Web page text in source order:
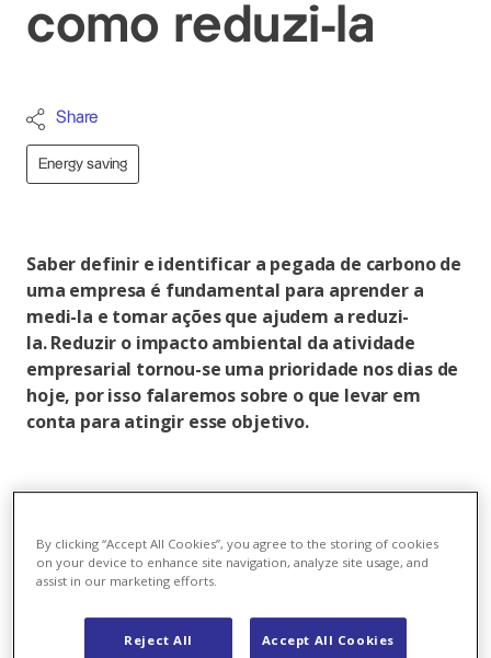
como reduzi-la
Share
Energy saving
Saber definir e identificar a pegada de carbono de
uma empresa é fundamental para aprender a
medi-la e tomar ações que ajudem a reduzi-
la. Reduzir o impacto ambiental da atividade
empresarial tornou-se uma prioridade nos dias de
hoje, por isso falaremos sobre o que levar em
conta para atingir esse objetivo.
empresa?
A pegada de carbono de uma empresa é uma medida
By clicking “Accept All Cookies”, you agree to the storing of cookies
on your device to enhance site navigation, analyze site usage, and
assist in our marketing efforts.
Reject All Accept All Cookies